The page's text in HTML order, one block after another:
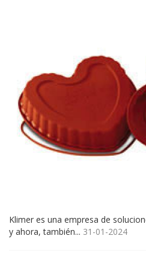
Klimer es una empresa de
y ahora, también... 31-01-2024